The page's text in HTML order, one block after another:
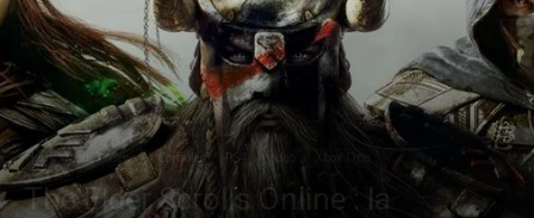
Jeux Video news Consoles PS4 video Xbox One
The Elder Scrolls Online : la